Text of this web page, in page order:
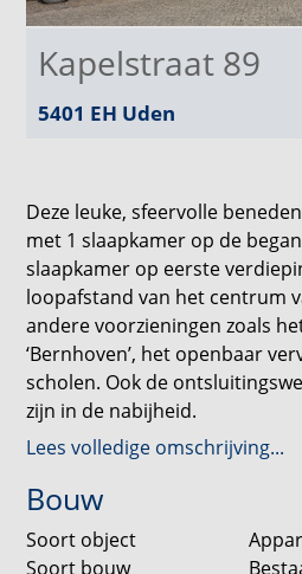
Kapelstraat 89
5401 EH Uden
Deze leuke, sfeervolle
met 1 slaapkamer op de
slaapkamer op eerste
loopafstand van het centrum
andere voorzieningen zoals
‘Bernhoven’, het openbaar
scholen. Ook de
zijn in de nabijheid.
De woning is gebouwd in 1983.
woonoppervlakte van circa 77
De entree van de woning
Lees volledige omschrijving...
Bouw
Soort object
Soort bouw